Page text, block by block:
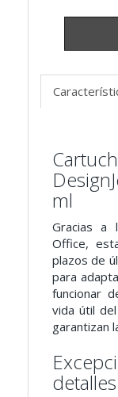
ml
Gracias a
Office,
plazos de
para
funcionar
vida útil
garantizan